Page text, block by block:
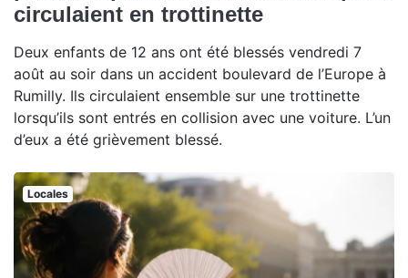
circulaient en trottinette
Deux enfants de 12 ans ont été blessés vendredi 7
août au soir dans un accident boulevard de l’Europe à
Rumilly. Ils circulaient ensemble sur une trottinette
lorsqu’ils sont entrés en collision avec une voiture. L’un
d’eux a été grièvement blessé.
Locales